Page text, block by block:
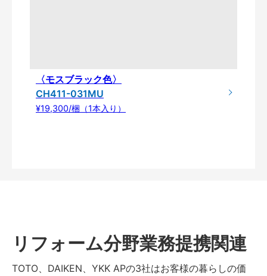
〈モスブラック色〉
CH411-031MU
¥19,300/梱（1本入り）
リフォーム分野業務提携関連
TOTO、DAIKEN、YKK APの3社はお客様の暮らしの価